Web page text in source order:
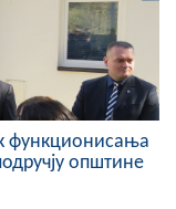
функционисања
општине